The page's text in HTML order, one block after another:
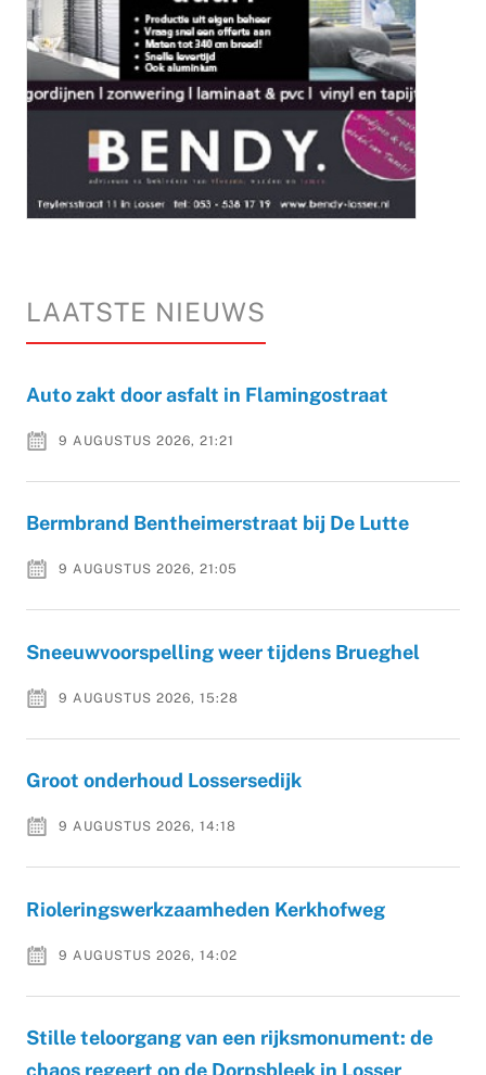
LAATSTE NIEUWS
Auto zakt door asfalt in Flamingostraat
9 AUGUSTUS 2026, 21:21
Bermbrand Bentheimerstraat bij De Lutte
9 AUGUSTUS 2026, 21:05
Sneeuwvoorspelling weer tijdens Brueghel
9 AUGUSTUS 2026, 15:28
Groot onderhoud Lossersedijk
9 AUGUSTUS 2026, 14:18
Rioleringswerkzaamheden Kerkhofweg
9 AUGUSTUS 2026, 14:02
Stille teloorgang van een rijksmonument: de
chaos regeert op de Dorpsbleek in Losser